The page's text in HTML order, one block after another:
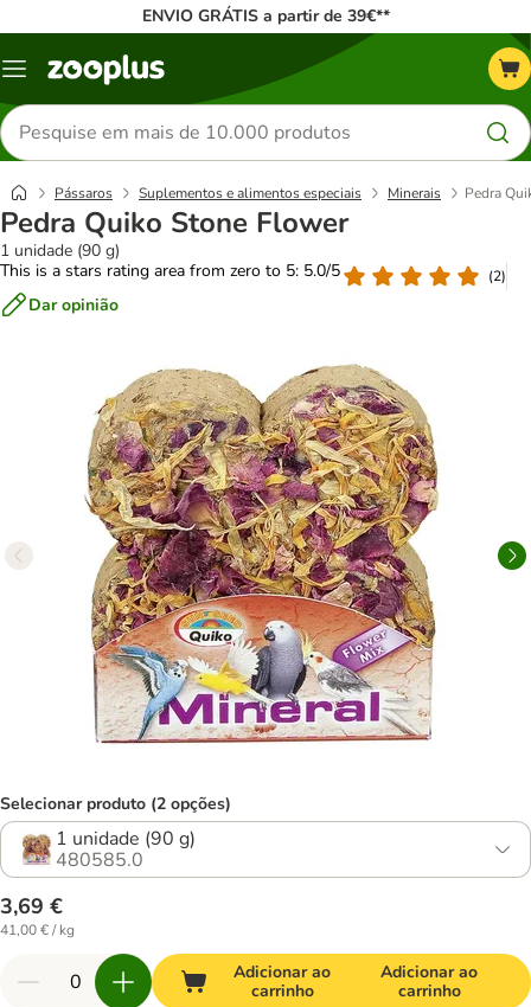
ENVIO GRÁTIS a partir de 39€**
Menu
Pesquisar
produtos
Pássaros Suplementos e alimentos especiais Minerais Pedra
Pedra Quiko Stone Flower
1 unidade (90 g)
This is a stars rating area from zero to 5: 5.0/5
(2)
Dar opinião
Selecionar produto (2 opções)
1 unidade (90 g)
480585.0
3,69 €
41,00 € / kg
Adicionar ao
carrinho
Adicionar ao
carrinho